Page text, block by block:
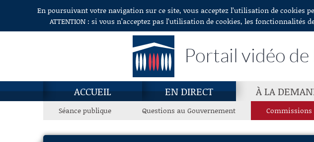
Aller au contenuEn poursuivant votre navigation sur ce site, vous acceptez l’utilisation de cookies
ATTENTION : si vous n’acceptez pas l’utilisation de cookies, les fonctionnalités
Portail vidéo
ACCUEIL EN DIRECT À LA
Séance publique Questions au Gouvernement Commissions